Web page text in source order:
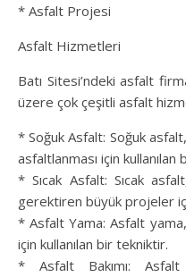
* Asfalt Projesi
Asfalt Hizmetleri
Batı Sitesi’ndeki asfalt
üzere çok çeşitli asfalt
* Soğuk Asfalt: Soğuk asfalt,
asfaltlanması için
* Sıcak Asfalt: Sıcak
gerektiren büyük projeler
* Asfalt Yama: Asfalt yama,
için kullanılan bir tekniktir.
* Asfalt Bakımı: